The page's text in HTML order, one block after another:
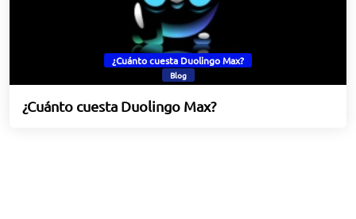
¿Cuánto cuesta Duolingo Max?
Blog
¿Cuánto cuesta Duolingo Max?